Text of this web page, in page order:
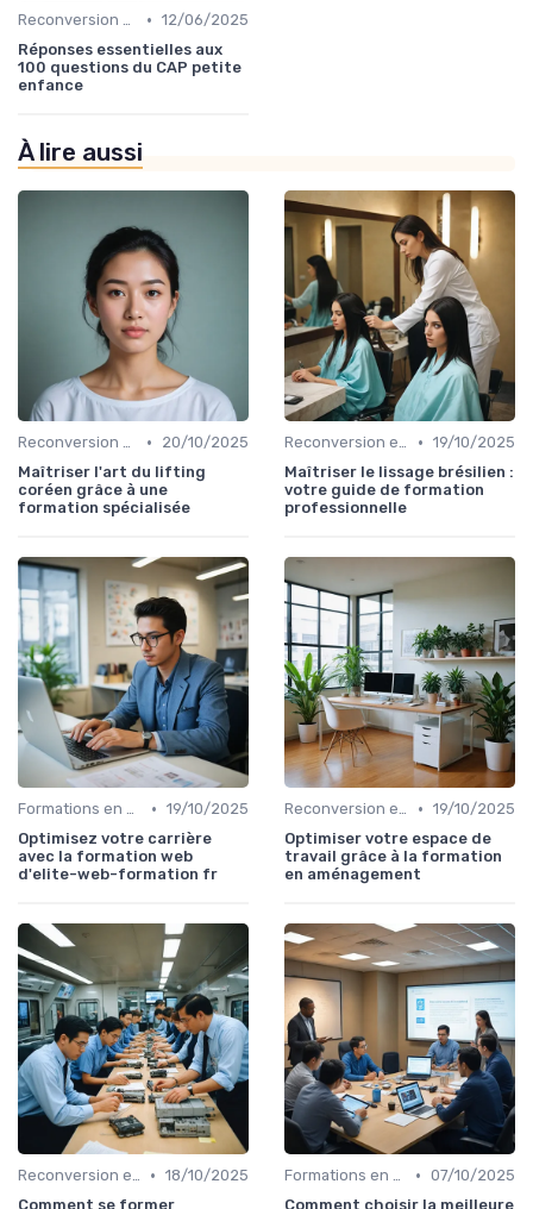
Reconversion et Montée en Compétences • 12/06/2025
Réponses essentielles aux
100 questions du CAP petite
enfance
À lire aussi
Reconversion et Montée en Compétences •
20/10/2025
Maîtriser l'art du lifting
coréen grâce à une
formation spécialisée
Reconversion et Montée en Compétences • 19/10/2025
Maîtriser le lissage brésilien :
votre guide de formation
professionnelle
Formations en Ligne et MOOCs • 19/10/2025
Optimisez votre carrière
avec la formation web
d'elite-web-formation fr
Reconversion et Montée en Compétences • 19/10/2025
Optimiser votre espace de
travail grâce à la formation
en aménagement
Reconversion et Montée en Compétences • 18/10/2025
Comment se former
Formations en Ligne et MOOCs • 07/10/2025
Comment choisir la meilleure